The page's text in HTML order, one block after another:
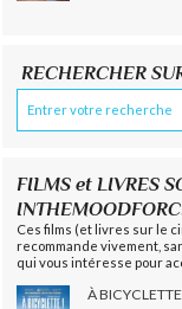
RECHERCHER
FILMS et LIVRES
Ces films (et livres sur le
recommande vivement,
qui vous intéresse pour
À